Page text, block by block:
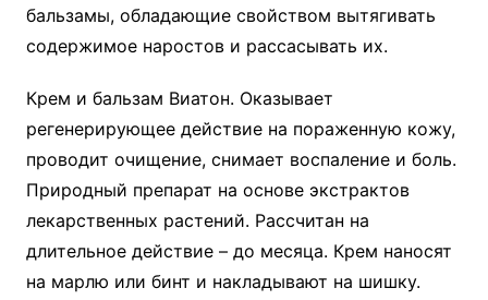
бальзамы, обладающие свойством вытягивать
содержимое наростов и рассасывать их.
Крем и бальзам Виатон. Оказывает
регенерирующее действие на пораженную кожу,
проводит очищение, снимает воспаление и боль.
Природный препарат на основе экстрактов
лекарственных растений. Рассчитан на
длительное действие – до месяца. Крем наносят
на марлю или бинт и накладывают на шишку.